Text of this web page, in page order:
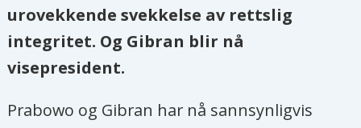
urovekkende svekkelse av rettslig
integritet. Og Gibran blir nå
visepresident.
Prabowo og Gibran har nå sannsynligvis